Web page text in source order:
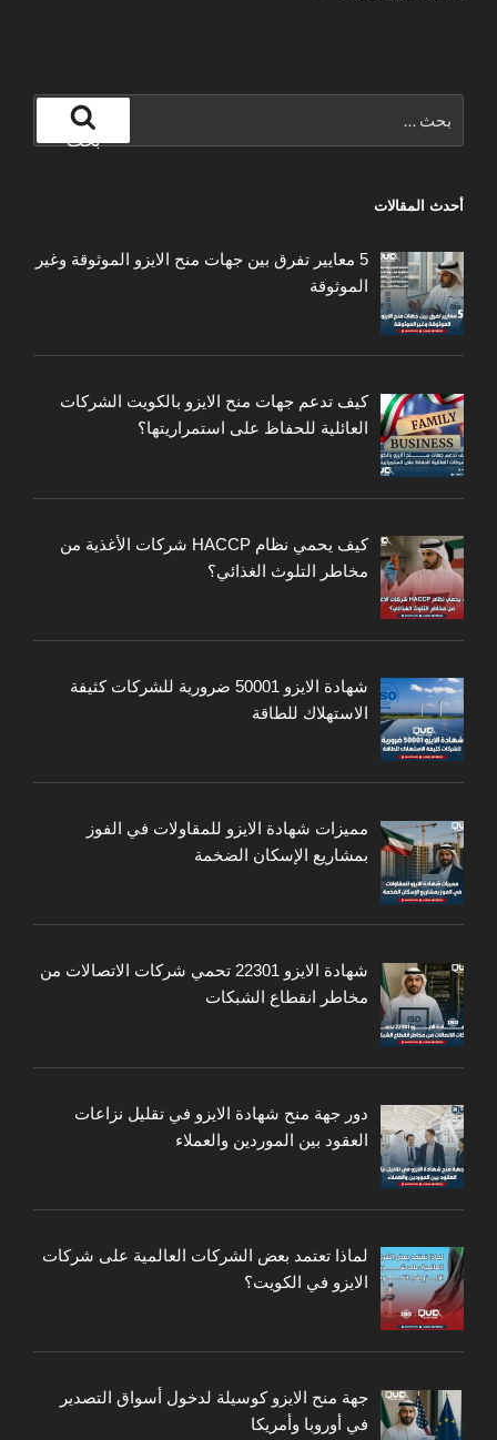
عن:
بحث
أحدث المقالات
5 معايير تفرق بين جهات منح الايزو الموثوقة وغير
الموثوقة
كيف تدعم جهات منح الايزو بالكويت الشركات
العائلية للحفاظ على استمراريتها؟
كيف يحمي نظام HACCP شركات الأغذية من
مخاطر التلوث الغذائي؟
شهادة الايزو 50001 ضرورية للشركات كثيفة
الاستهلاك للطاقة
مميزات شهادة الايزو للمقاولات في الفوز
بمشاريع الإسكان الضخمة
شهادة الايزو 22301 تحمي شركات الاتصالات من
مخاطر انقطاع الشبكات
دور جهة منح شهادة الايزو في تقليل نزاعات
العقود بين الموردين والعملاء
لماذا تعتمد بعض الشركات العالمية على شركات
الايزو في الكويت؟
جهة منح الايزو كوسيلة لدخول أسواق التصدير
في أوروبا وأمريكا